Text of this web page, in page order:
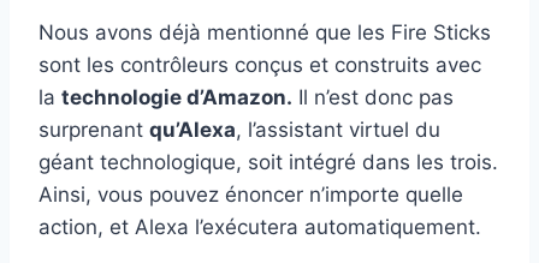
Nous avons déjà mentionné que les Fire Sticks
sont les contrôleurs conçus et construits avec
la technologie d’Amazon. Il n’est donc pas
surprenant qu’Alexa, l’assistant virtuel du
géant technologique, soit intégré dans les trois.
Ainsi, vous pouvez énoncer n’importe quelle
action, et Alexa l’exécutera automatiquement.